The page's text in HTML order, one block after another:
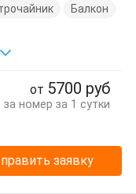
Балкон
от 5700 руб
за номер за 1 сутки
заявку